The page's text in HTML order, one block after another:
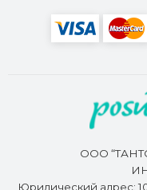
ООО
Юридический адрес: